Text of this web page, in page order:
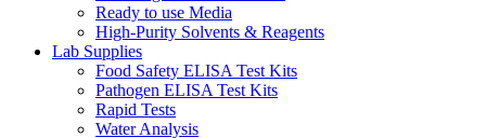
Ready to use Media
High-Purity Solvents & Reagents
Lab Supplies
Food Safety ELISA Test Kits
Pathogen ELISA Test Kits
Rapid Tests
Water Analysis